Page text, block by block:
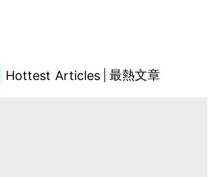
Hottest Articles 最熱文章